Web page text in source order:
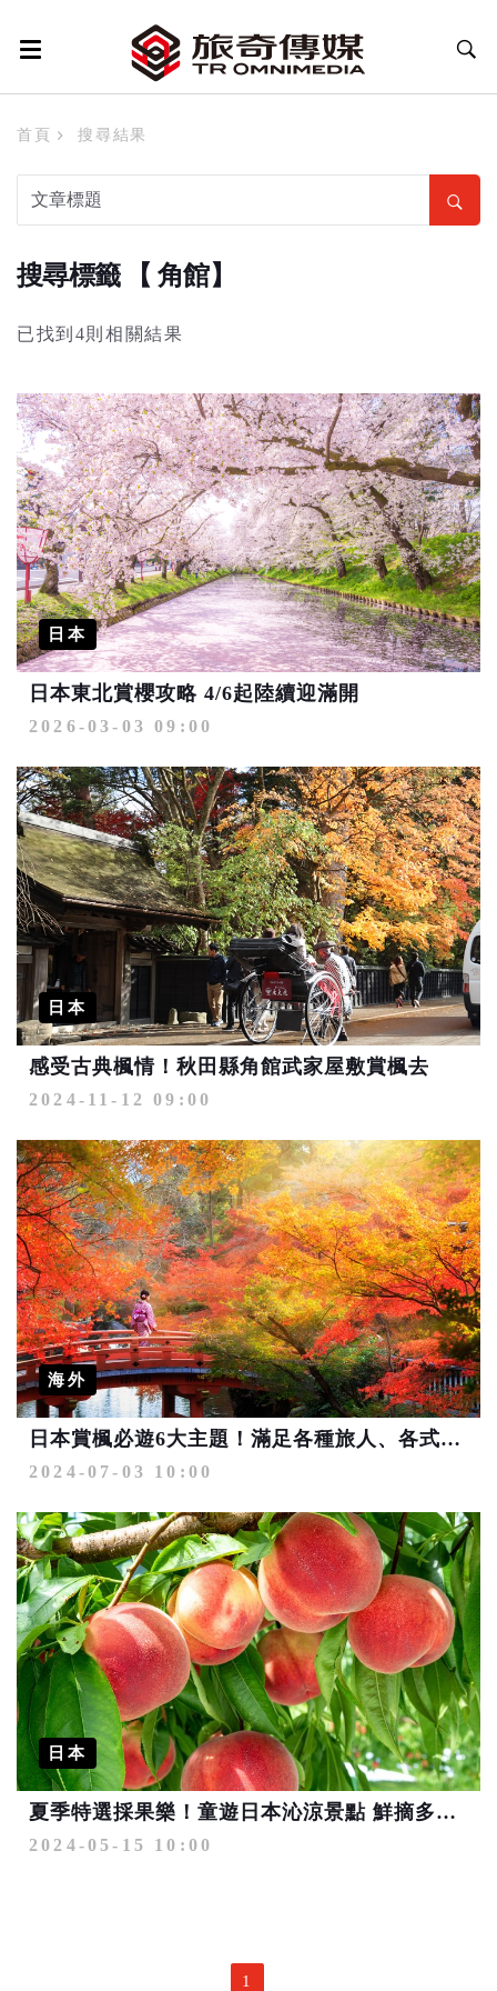
首頁 搜尋結果
搜尋標籤 【 角館】
已找到4則相關結果
日本
日本東北賞櫻攻略 4/6起陸續迎滿開
2026-03-03 09:00
日本
感受古典楓情！秋田縣角館武家屋敷賞楓去
2024-11-12 09:00
海外
日本賞楓必遊6大主題！滿足各種旅人、各式玩法 限量優惠第2人最高省4千
2024-07-03 10:00
日本
夏季特選採果樂！童遊日本沁涼景點 鮮摘多汁水蜜桃 小孩折6000
2024-05-15 10:00
1